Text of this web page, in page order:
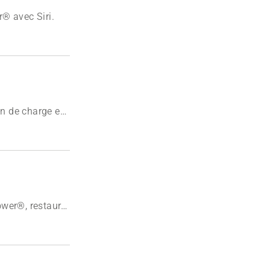
avec Siri.
de charge en
les câbles en
restaurer
qu'une